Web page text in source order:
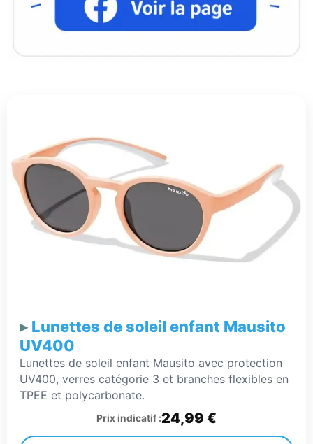
Lunettes de soleil enfant Mausito
UV400
Lunettes de soleil enfant Mausito avec protection
UV400, verres catégorie 3 et branches flexibles en
TPEE et polycarbonate.
Prix indicatif :24,99 €